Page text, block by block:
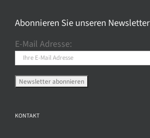
Optionen
auf
der
Produktseite
gewählt
Abonnieren Sie unseren Newsletter
E-Mail Adresse:
KONTAKT